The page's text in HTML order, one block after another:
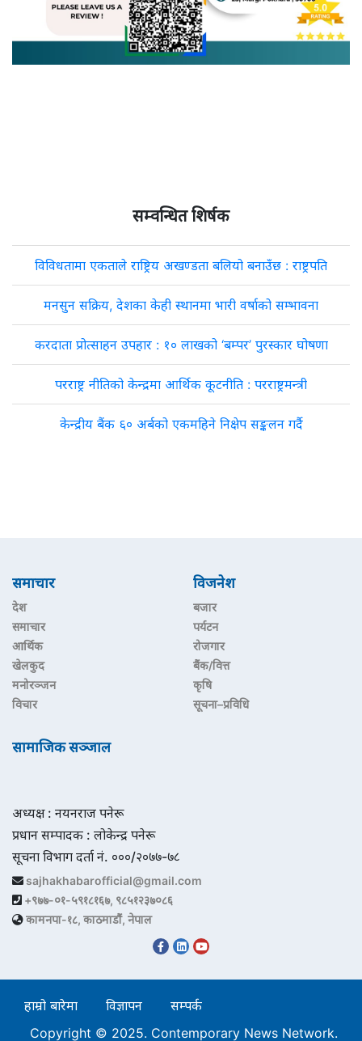
सम्वन्धित शिर्षक
विविधतामा एकताले राष्ट्रिय अखण्डता बलियो बनाउँछ : राष्ट्रपति
मनसुन सक्रिय, देशका केही स्थानमा भारी वर्षाको सम्भावना
करदाता प्रोत्साहन उपहार : १० लाखको ‘बम्पर’ पुरस्कार घोषणा
परराष्ट्र नीतिको केन्द्रमा आर्थिक कूटनीति : परराष्ट्रमन्त्री
केन्द्रीय बैंक ६० अर्बको एकमहिने निक्षेप सङ्कलन गर्दै
समाचार
देश
समाचार
आर्थिक
खेलकुद
मनोरञ्जन
विचार
विजनेश
बजार
पर्यटन
रोजगार
बैंक/वित्त
कृषि
सूचना–प्रविधि
सामाजिक सञ्जाल
अध्यक्ष : नयनराज पनेरू
प्रधान सम्पादक : लोकेन्द्र पनेरू
सूचना विभाग दर्ता नं. ०००/२०७७-७८
sajhakhabarofficial@gmail.com
+९७७-०१-५९१८१६७, ९८५१२३७०८६
कामनपा-१८, काठमाडौं, नेपाल
हाम्रो बारेमा विज्ञापन
सम्पर्क
Copyright © 2025. Contemporary News Network.